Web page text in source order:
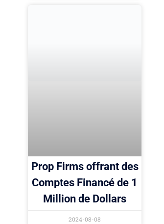
Prop Firms offrant des
Comptes Financé de 1
Million de Dollars
2024-08-08